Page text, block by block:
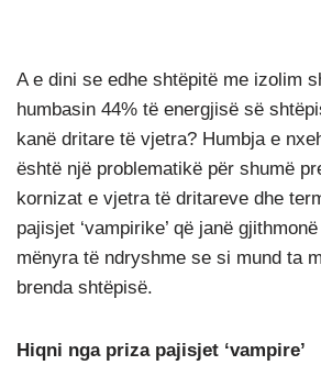
A e dini se edhe shtëpitë me izolim
humbasin 44% të energjisë së
kanë dritare të vjetra? Humbja e
është një problematikë për shumë
kornizat e vjetra të dritareve dhe
pajisjet ‘vampirike’ që janë
mënyra të ndryshme se si mund ta
brenda shtëpisë.
Hiqni nga priza pajisjet ‘vampire’